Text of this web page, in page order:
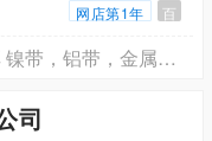
网店第1年 百
1.0mm 1.5mm 2mm-50mm各类极耳 镍带，铝带，金属，卷材包装盘，垫片1.0-8mm，内孔76.5-100mm
司